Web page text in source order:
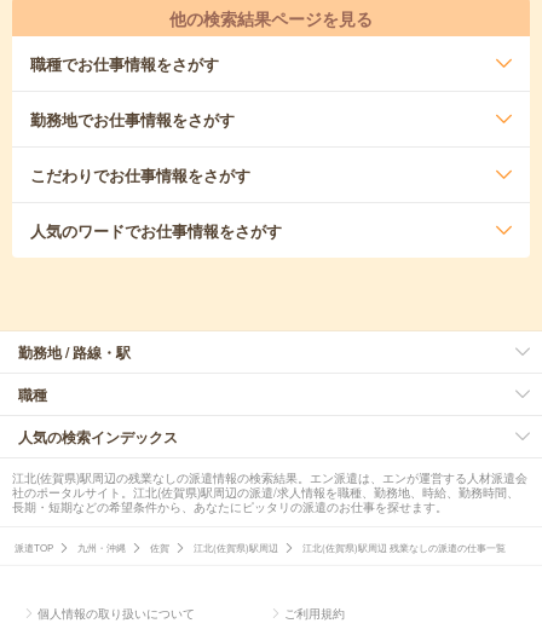
他の検索結果ページを見る
職種でお仕事情報をさがす
勤務地でお仕事情報をさがす
こだわりでお仕事情報をさがす
人気のワードでお仕事情報をさがす
勤務地 / 路線・駅
職種
人気の検索インデックス
江北(佐賀県)駅周辺の残業なしの派遣情報の検索結果。エン派遣は、エンが運営する人材派遣会
社のポータルサイト。江北(佐賀県)駅周辺の派遣/求人情報を職種、勤務地、時給、勤務時間、
長期・短期などの希望条件から、あなたにピッタリの派遣のお仕事を探せます。
派遣TOP 九州・沖縄 佐賀 江北(佐賀県)駅周辺 江北(佐賀県)駅周辺 残業なしの派遣の仕事一覧
個人情報の取り扱いについて ご利用規約